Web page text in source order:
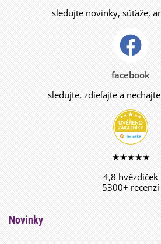
sledujte novinky, súťaže,
facebook
sledujte, zdieľajte a
★★★★★
4,8 hvězdiček
5300+ recenzí
Novinky